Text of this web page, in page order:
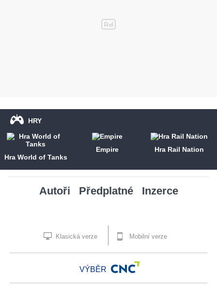
HRY
Hra World of Tanks
Empire Hra Rail Nation
Autoři Předplatné Inzerce
Klasická verze Mobilní verze
VÝBĚR